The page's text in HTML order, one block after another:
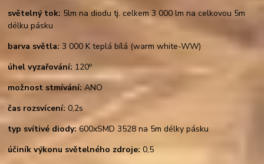
světelný tok: 5lm na diodu tj. celkem 3 000 lm na celkovou 5m
délku pásku
barva světla: 3 000 K teplá bílá (warm white-WW)
úhel vyzařování: 120o
možnost stmívání: ANO
čas rozsvícení: 0,2s
typ svítivé diody:600xSMD 3528 na 5m délky pásku
účiník výkonu světelného zdroje: 0,5